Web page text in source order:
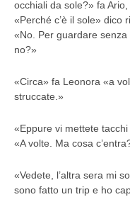
occhiali da sole?» fa
«Perché c’è il sole» dico
«No. Per guardare
no?»
«Circa» fa Leonora «a
struccate.»
«Eppure vi mettete
«A volte. Ma cosa
«Vedete, l’altra sera mi
sono fatto un trip e ho